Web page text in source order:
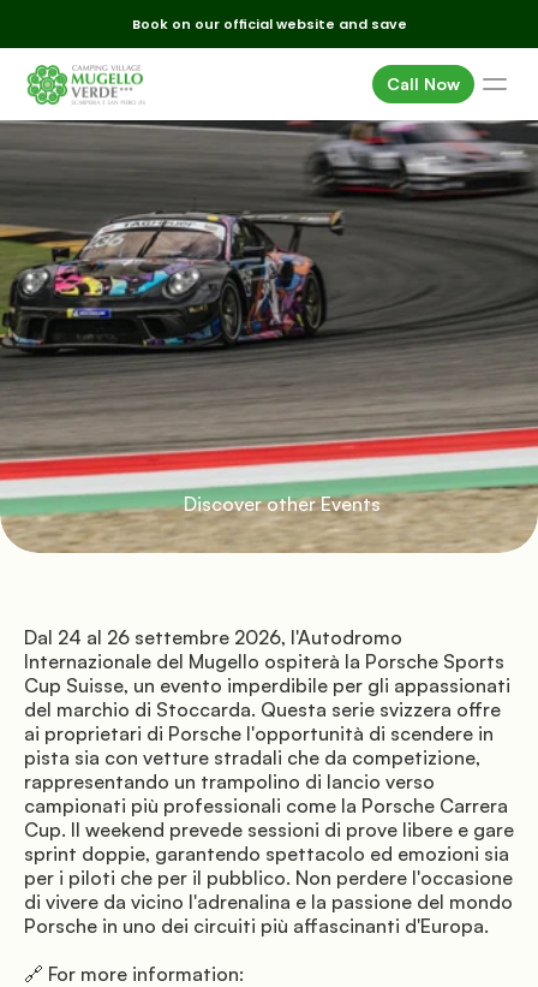
Book on our official website and save
Call Now
Homes
Pitches
Services
Surroundings
Events
Offers
Where we are
Gallery
FAQ
E-mail
© Mugello Verde
PrivacyTermsCookies
Porsche Sport
Cup Switzerland
Discover other Events
Dal 24 al 26 settembre 2026, l'Autodromo
Internazionale del Mugello ospiterà la Porsche Sports
Cup Suisse, un evento imperdibile per gli appassionati
del marchio di Stoccarda. Questa serie svizzera offre
ai proprietari di Porsche l'opportunità di scendere in
pista sia con vetture stradali che da competizione,
rappresentando un trampolino di lancio verso
campionati più professionali come la Porsche Carrera
Cup. Il weekend prevede sessioni di prove libere e gare
sprint doppie, garantendo spettacolo ed emozioni sia
per i piloti che per il pubblico. Non perdere l'occasione
di vivere da vicino l'adrenalina e la passione del mondo
Porsche in uno dei circuiti più affascinanti d'Europa.
🔗 For more information: